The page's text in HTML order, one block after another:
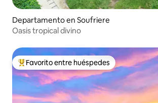
Departamento en Soufriere
Oasis tropical divino
De los mejores en Favorito entre huéspedes
Favorito entre huéspedes